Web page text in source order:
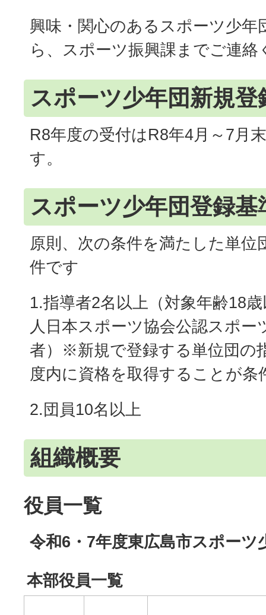
興味・関心のあるスポーツ少年
ら、スポーツ振興課までご連絡
スポーツ少年団新規登
R8年度の受付はR8年4月～7月
す。
スポーツ少年団登録基
原則、次の条件を満たした単位
件です
1.指導者2名以上（対象年齢18
人日本スポーツ協会公認スポー
者）※新規で登録する単位団の
度内に資格を取得することが条
2.団員10名以上
組織概要
役員一覧
令和6・7年度東広島市スポーツ
本部役員一覧